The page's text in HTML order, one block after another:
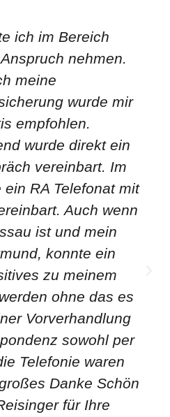
ich im Bereich
nehmen.
meine
wurde mir
empfohlen.
wurde direkt ein
vereinbart. Im
RA Telefonat mit
Auch wenn
ist und mein
konnte ein
zu meinem
ohne das es
Vorverhandlung
sowohl per
Telefonie waren
Danke Schön
für Ihre